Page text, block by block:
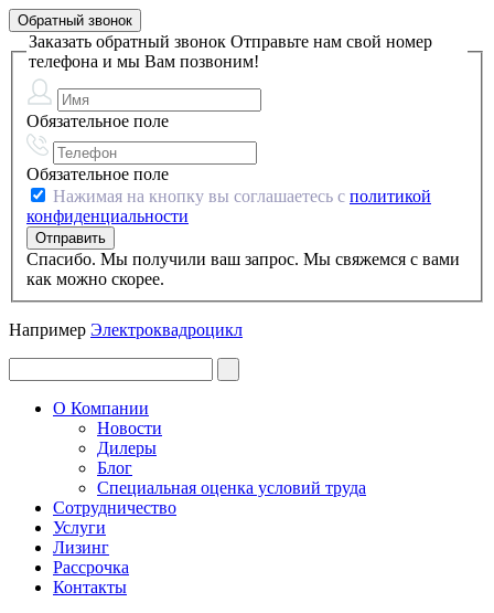
Обратный звонок
Заказать обратный звонок Отправьте нам свой номер
телефона и мы Вам позвоним!
Обязательное поле
Обязательное поле
Нажимая на кнопку вы соглашаетесь с политикой
конфиденциальности
Спасибо. Мы получили ваш запрос. Мы свяжемся с вами
как можно скорее.
Например Электроквадроцикл
О Компании
Новости
Дилеры
Блог
Специальная оценка условий труда
Сотрудничество
Услуги
Лизинг
Рассрочка
Контакты